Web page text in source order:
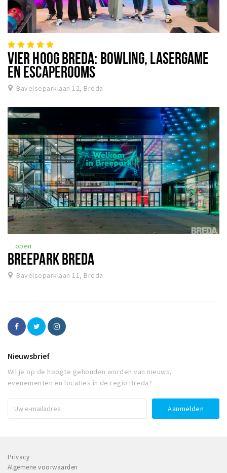
VIER HOOG BREDA: BOWLING, LASERGAME
EN ESCAPEROOMS
Bavelseparklaan 12, Breda
open
BREEPARK BREDA
Bavelseparklaan 11, Breda
Nieuwsbrief
Wil je op de hoogte gehouden worden van nieuws,
evenementen en locaties in de regio Breda?
Privacy
Algemene voorwaarden